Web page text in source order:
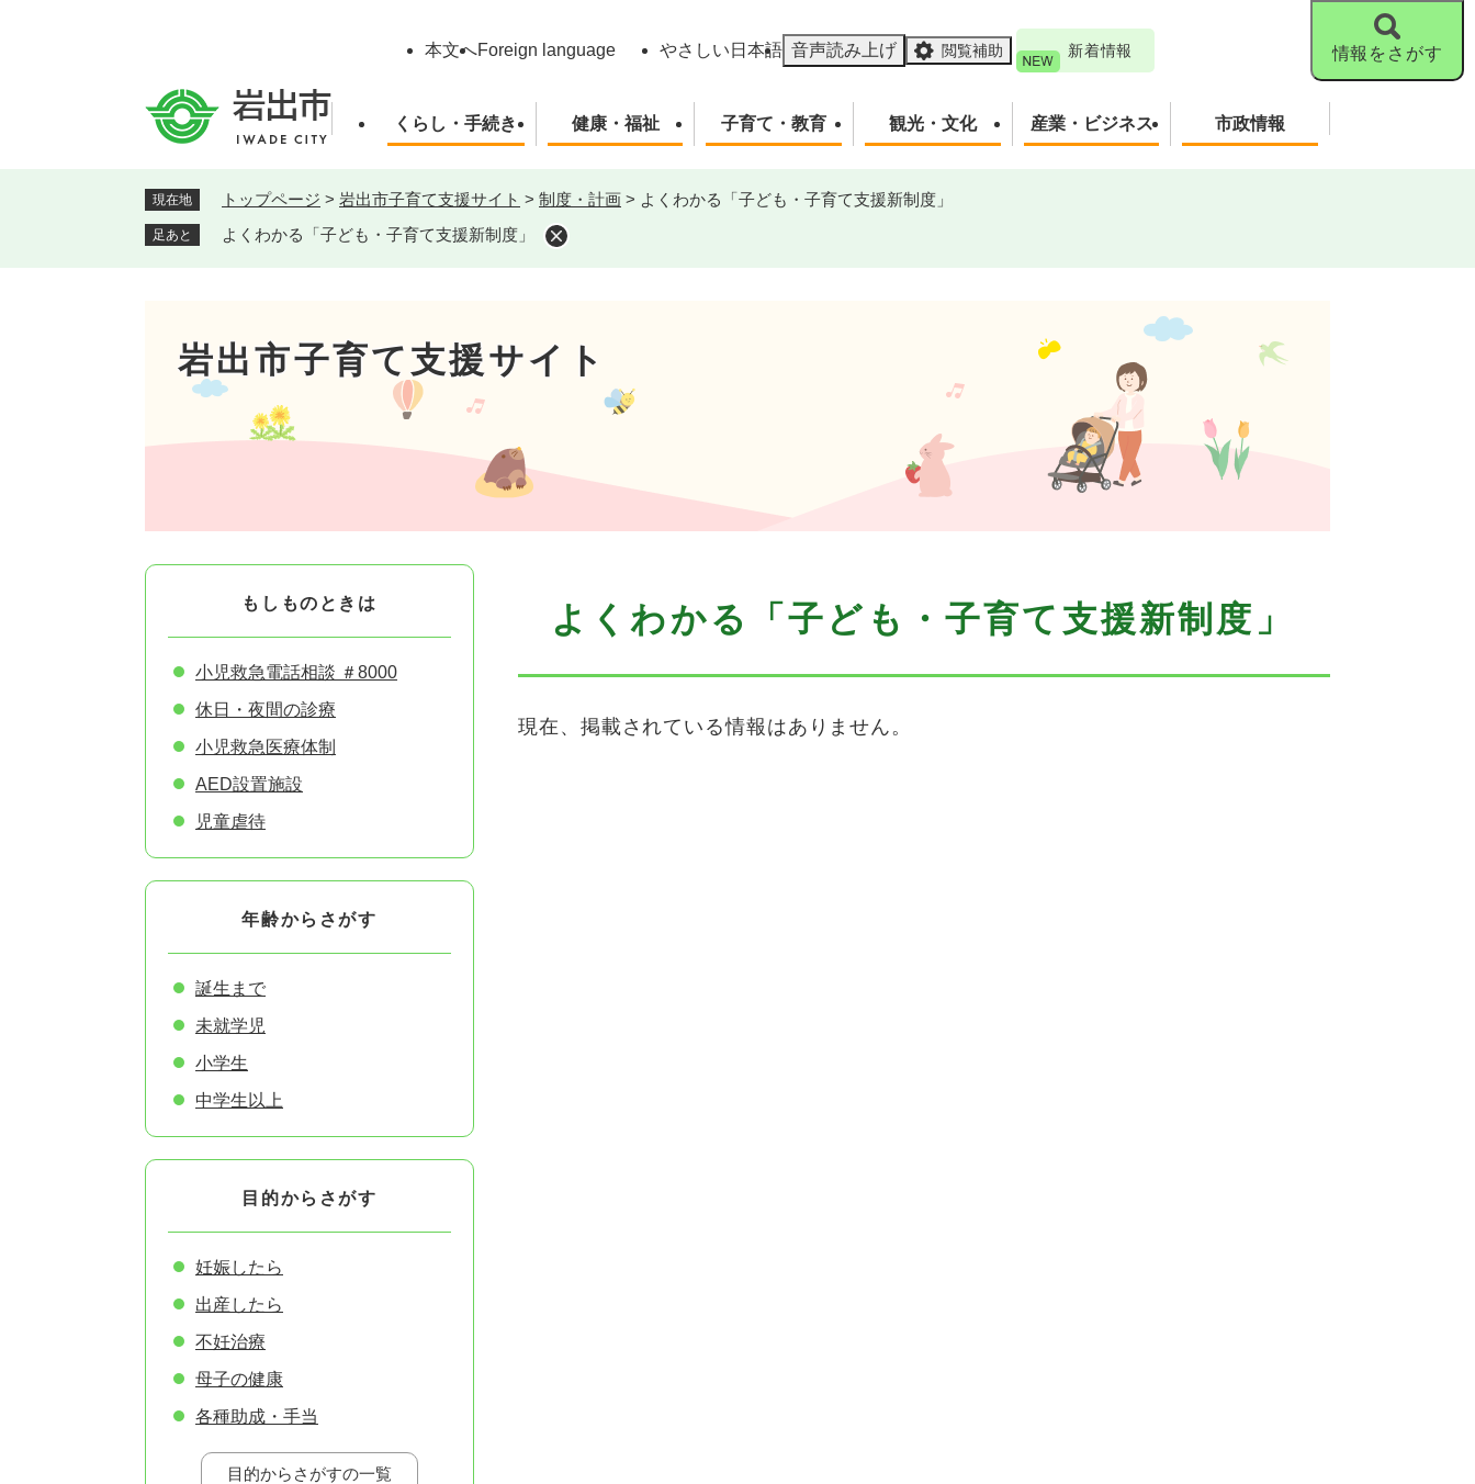
本文へForeign language やさしい日本語 音声読み上げ 閲覧補助 新着情報
くらし・手続き 健康・福祉 子育て・教育 観光・文化 産業・ビジネス 市政情報
情報をさがす
現在地 トップページ > 岩出市子育て支援サイト > 制度・計画 > よくわかる「子ども・子育て支援新制度」
足あと よくわかる「子ども・子育て支援新制度」
岩出市子育て支援サイト
よくわかる「子ども・子育て支援新制度」
現在、掲載されている情報はありません。
もしものときは
小児救急電話相談 ＃8000
休日・夜間の診療
小児救急医療体制
AED設置施設
児童虐待
年齢からさがす
誕生まで
未就学児
小学生
中学生以上
目的からさがす
妊娠したら
出産したら
不妊治療
母子の健康
各種助成・手当
目的からさがすの一覧